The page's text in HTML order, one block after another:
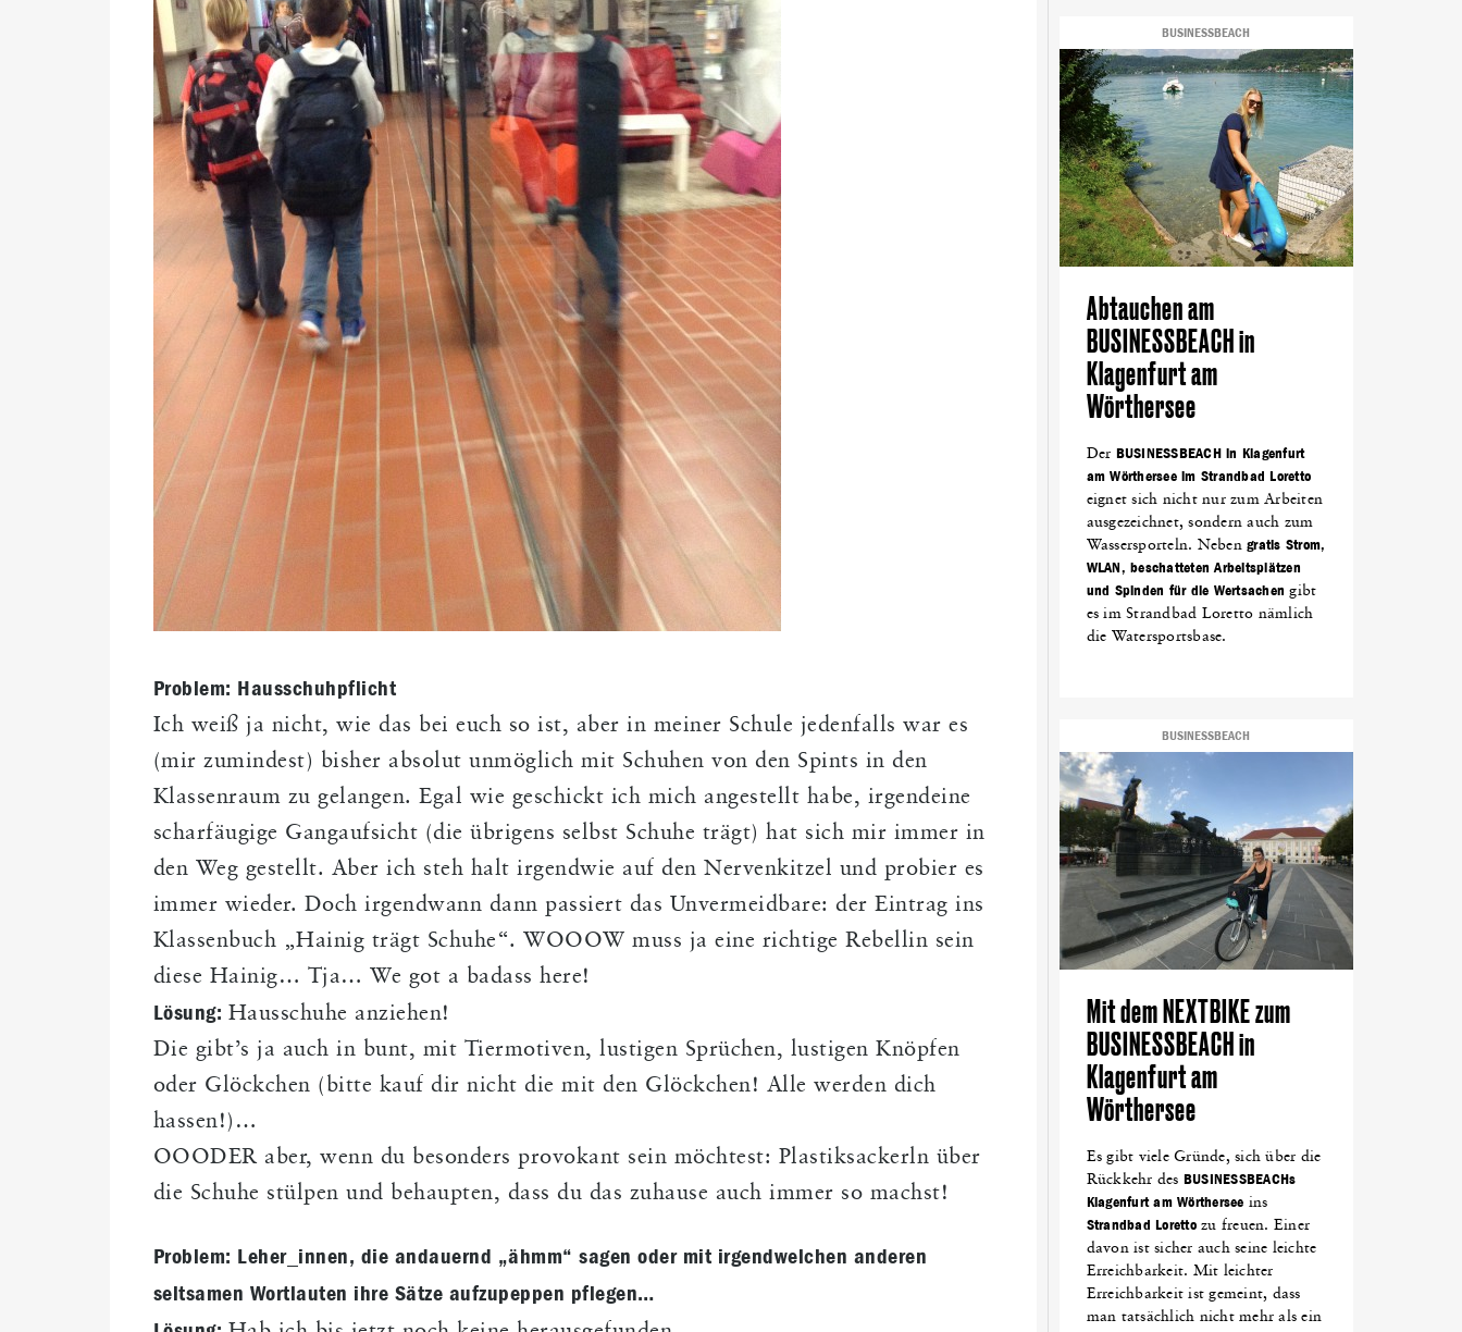
Problem: Hausschuhpflicht
Ich weiß ja nicht, wie das bei euch so ist, aber in meiner Schule jedenfalls war es
(mir zumindest) bisher absolut unmöglich mit Schuhen von den Spints in den
Klassenraum zu gelangen. Egal wie geschickt ich mich angestellt habe, irgendeine
scharfäugige Gangaufsicht (die übrigens selbst Schuhe trägt) hat sich mir immer in
den Weg gestellt. Aber ich steh halt irgendwie auf den Nervenkitzel und probier es
immer wieder. Doch irgendwann dann passiert das Unvermeidbare: der Eintrag ins
Klassenbuch „Hainig trägt Schuhe“. WOOOW muss ja eine richtige Rebellin sein
diese Hainig… Tja… We got a badass here!
Lösung: Hausschuhe anziehen!
Die gibt’s ja auch in bunt, mit Tiermotiven, lustigen Sprüchen, lustigen Knöpfen
oder Glöckchen (bitte kauf dir nicht die mit den Glöckchen! Alle werden dich
hassen!)…
OOODER aber, wenn du besonders provokant sein möchtest: Plastiksackerln über
die Schuhe stülpen und behaupten, dass du das zuhause auch immer so machst!
Problem: Leher_innen, die andauernd „ähmm“ sagen oder mit irgendwelchen anderen
seltsamen Wortlauten ihre Sätze aufzupeppen pflegen…
BUSINESSBEACH
Abtauchen am
BUSINESSBEACH in
Klagenfurt am
Wörthersee
Der BUSINESSBEACH in Klagenfurt
am Wörthersee im Strandbad Loretto
eignet sich nicht nur zum Arbeiten
ausgezeichnet, sondern auch zum
Wassersporteln. Nebengratis Strom,
WLAN, beschatteten Arbeitsplätzen
und Spinden für die Wertsachen gibt
es im Strandbad Loretto nämlich
die Watersportsbase.
BUSINESSBEACH
Mit dem NEXTBIKE zum
BUSINESSBEACH in
Klagenfurt am
Wörthersee
Es gibt viele Gründe, sich über die
Rückkehr des BUSINESSBEACHs
Klagenfurt am Wörthersee ins
Strandbad Lorettozu freuen. Einer
davon ist sicher auch seine leichte
Erreichbarkeit. Mit leichter
Erreichbarkeit ist gemeint, dass
man tatsächlich nicht mehr als ein